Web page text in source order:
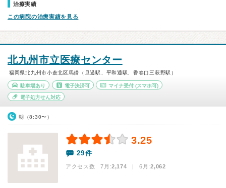
治療実績
この病院の治療実績を見る
北九州市立医療センター
福岡県北九州市小倉北区馬借（旦過駅、平和通駅、香春口三萩野駅）
駐車場あり 電子決済可 マイナ受付 (スマホ可)
電子処方せん対応
朝（8:30〜）
3.25
29件
アクセス数 7月:2,174 | 6月:2,062